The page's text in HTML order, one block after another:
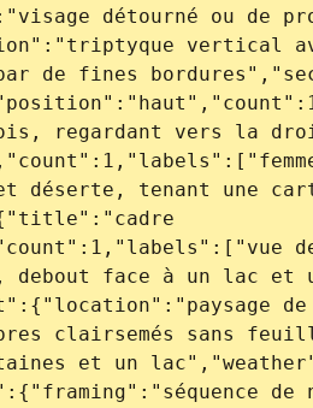
détourné ou de
vertical
de fines
bois, regardant vers la
déserte, tenant une
de
debout face à un lac et
clairsemés sans
et un
de